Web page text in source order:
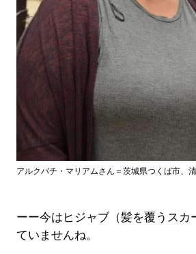
アルクバチ・マリアムさん＝茨城県つくば市、
ーー今はヒジャブ（髪を覆うスカ
ていませんね。